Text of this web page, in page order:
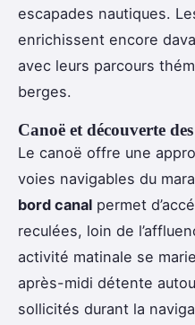
escapades nautiques.
enrichissent encore
avec leurs parcours
berges.
Canoë et découverte
Le canoë offre une
voies navigables du
bord canal permet
reculées, loin de
activité matinale se
après-midi détente
sollicités durant la